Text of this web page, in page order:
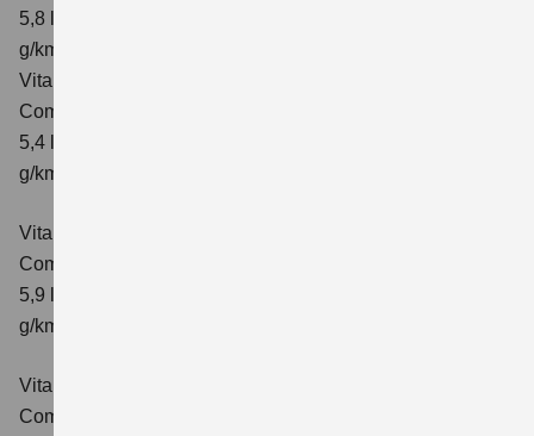
5,8 l/100 km; kombinierter Wert der CO₂-Emission: 137
g/km; CO₂-Klasse: E
Vitara 1.4 BOOSTERJET HYBRID ALLGRIP
Comfort+ Verbrauchswerte: kombinierter Energieverbrauch
5,4 l/100km; kombinierter Wert der CO₂-Emission: 129
g/km; CO₂-Klasse: D
Vitara 1.4 BOOSTERJET HYBRID ALLGRIP AT
Comfort+
5,9 l/100 km; kombinierter Wert der CO₂-Emission: 138
g/km; CO₂-Klasse: E
Vitara 1.5 DUALJET HYBRID AGS
Comfort